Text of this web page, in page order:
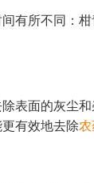
有所不同：
表面的灰尘
有效地去除农